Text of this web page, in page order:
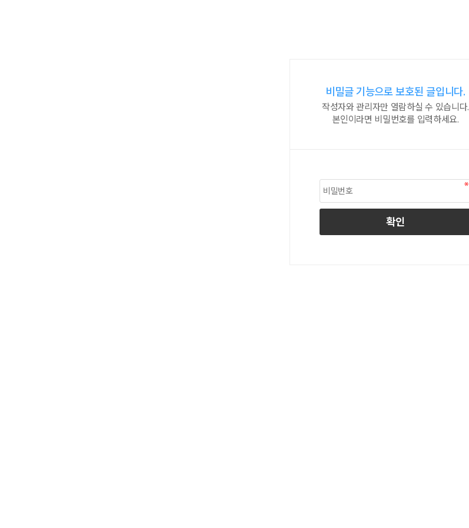
비밀글 기능으로 보호된 글입니다.
작성자와 관리자만 열람하실 수 있습니다.
본인이라면 비밀번호를 입력하세요.